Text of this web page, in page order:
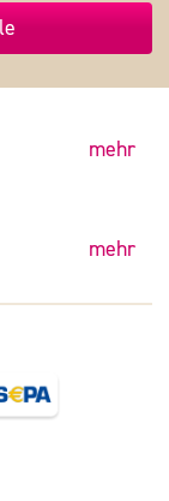
mehr
mehr